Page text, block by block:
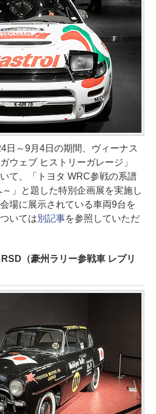
～9月4日の期間、ヴィーナス
ウェブ ヒストリーガレージ」
て、「トヨタ WRC参戦の系譜
」と題した特別企画展を実施し
場に展示されている車両9台を
いては別記事を参照していただ
（豪州ラリー参戦車 レプリ